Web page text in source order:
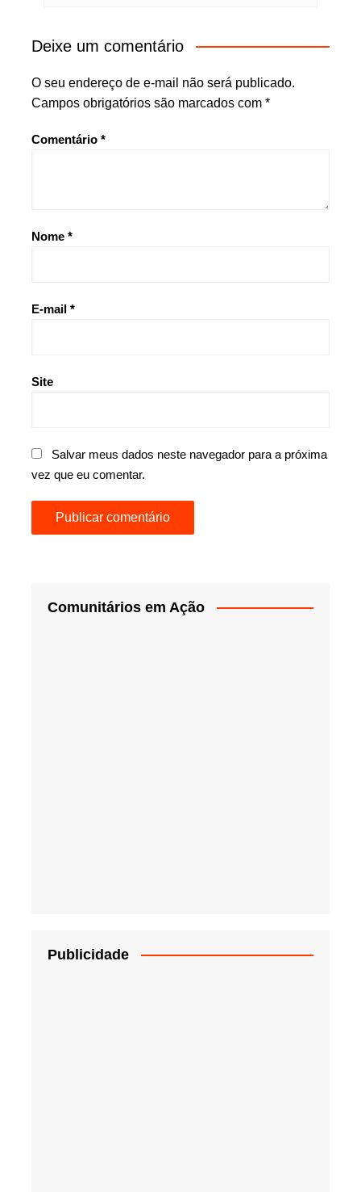
Deixe um comentário
O seu endereço de e-mail não será publicado.
Campos obrigatórios são marcados com *
Comentário *
Nome *
E-mail *
Site
Salvar meus dados neste navegador para a próxima
vez que eu comentar.
Comunitários em Ação
Publicidade